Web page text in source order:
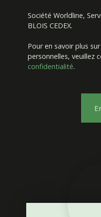
Société Worldline,
BLOIS CEDEX.
Pour en savoir plus
personnelles, veuillez
confidentialité.